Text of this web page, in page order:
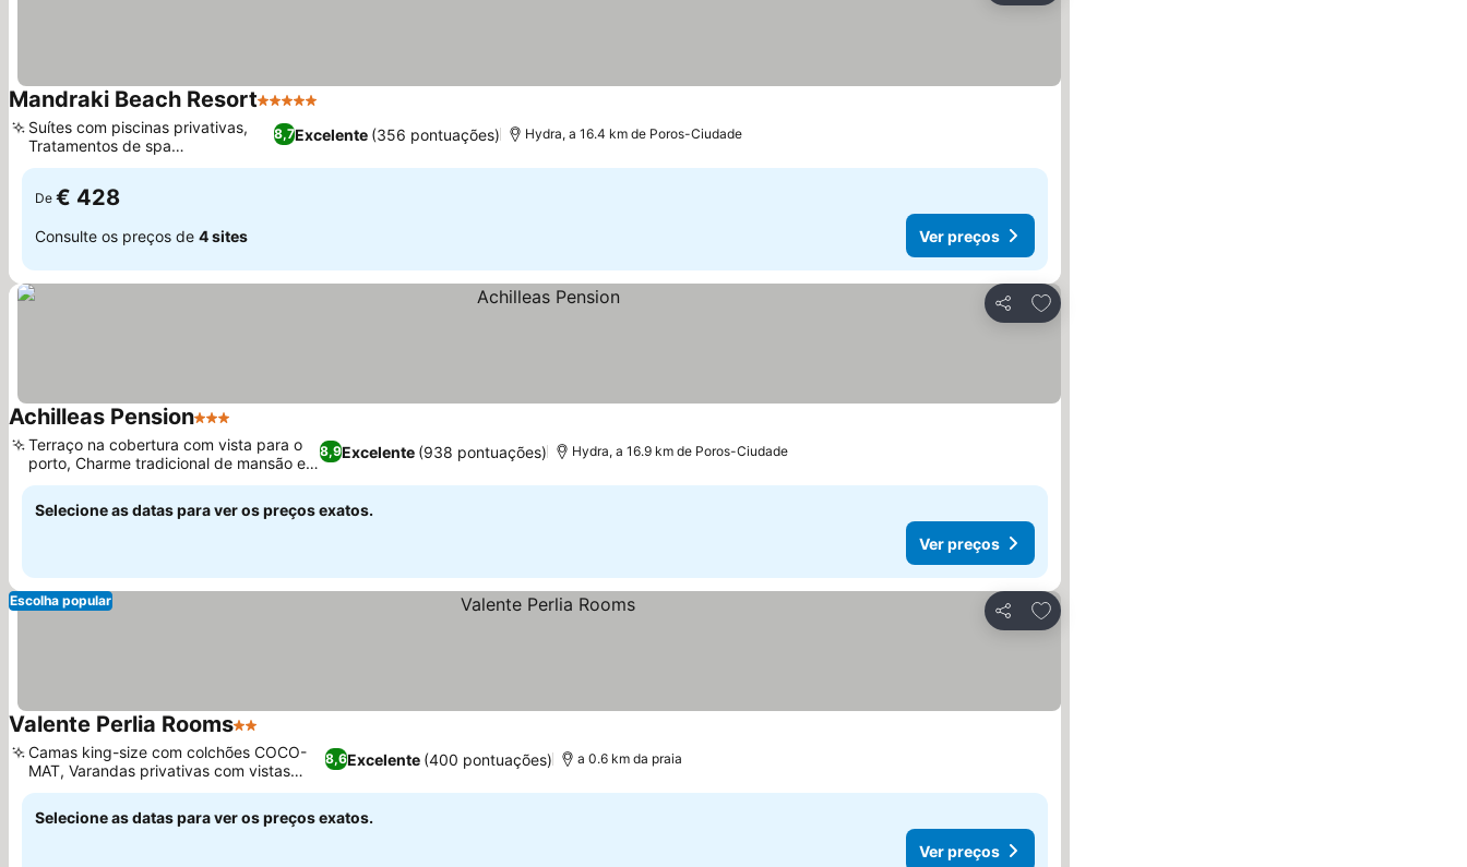
Mandraki Beach Resort5 Estrelas
8,7Excelente (356 pontuações)
Suítes com piscinas privativas,
Tratamentos de spa
personalizados
Hydra, a 16.4 km de Poros-Ciudade
De € 428
Consulte os preços de 4 sites Ver preços
Partilhar
Adicionar aos favoritos
Achilleas Pension3 Estrelas
8,9Excelente (938 pontuações)
Terraço na cobertura com vista para o
porto, Charme tradicional de mansão em
Hydra
Hydra, a 16.9 km de Poros-Ciudade
Selecione as datas para ver os preços exatos.
Ver preços
Partilhar
Adicionar aos favoritos
Escolha popular
Valente Perlia Rooms2 Estrelas
8,6Excelente (400 pontuações)
Camas king-size com colchões COCO-
MAT, Varandas privativas com vistas
panorâmicas
a 0.6 km da praia
Selecione as datas para ver os preços exatos.
Ver preços